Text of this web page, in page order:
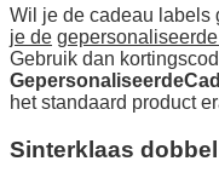
Wil je de cadeau labels
je de
Gebruik dan
het standaard product
Sinterklaas